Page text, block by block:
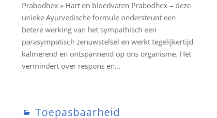
Prabodhex » Hart en bloedvaten Prabodhex – deze
unieke Ayurvedische formule ondersteunt een
betere werking van het sympathisch een
parasympatisch zenuwstelsel en werkt tegelijkertijd
kalmerend en ontspannend op ons organisme. Het
vermindert over respons en...
Toepasbaarheid